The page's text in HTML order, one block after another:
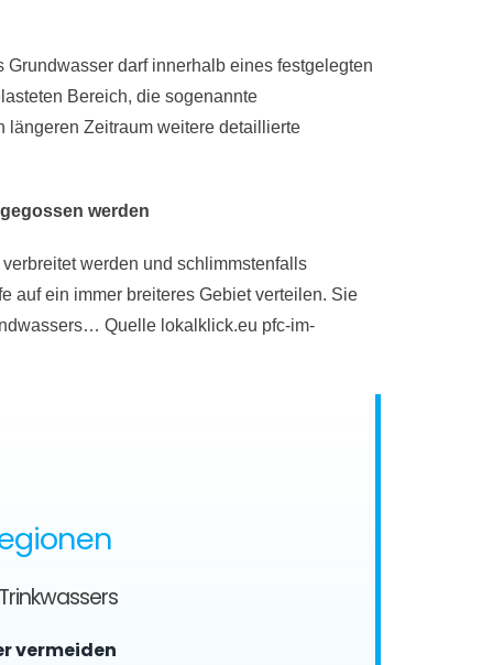
darf innerhalb eines festgelegten
Bereich, die sogenannte
längeren Zeitraum weitere detaillierte
werden
werden und schlimmstenfalls
auf ein immer breiteres Gebiet verteilen. Sie
Quelle lokalklick.eu pfc-im-
vermeiden